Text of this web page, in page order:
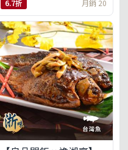
6.7折 月銷 20